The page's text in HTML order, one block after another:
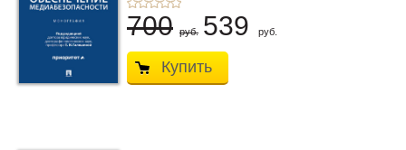
700 руб. 539 руб.
Купить